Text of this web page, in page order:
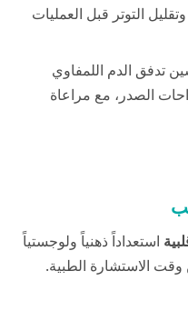
التوتر قبل العمليات
تدفق الدم اللمفاوي
الصدر، مع مراعاة
استعداداً ذهنياً ولوجستياً
الاستشارة الطبية.